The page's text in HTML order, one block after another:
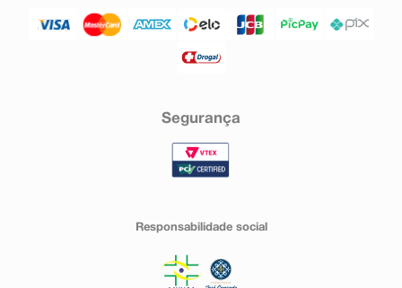
Segurança
Responsabilidade social